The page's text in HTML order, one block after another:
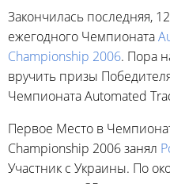
Закончилась последняя,
ежегодного Чемпионата
Championship 2006. Пора
вручить призы
Чемпионата Automated
Первое Место в
Championship 2006 занял
Участник с Украины. По